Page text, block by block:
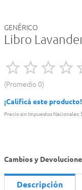
GENÉRICO
Libro
Promedio 0
¡Calificá este producto!
Precio sin Impuestos Nacionales:
Cambios y
Descripción